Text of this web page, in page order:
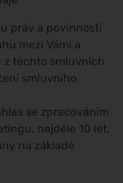
práv a povinností
mezi Vámi a
z těchto smluvních
smluvního
se zpracováním
nejdéle 10 let,
na základě